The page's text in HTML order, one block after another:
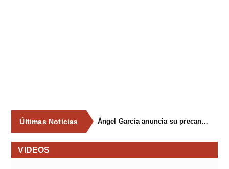
Últimas Noticias Ángel García anuncia su precandidatura para optar a la reelección como alcalde de Siero en 2027
VIDEOS